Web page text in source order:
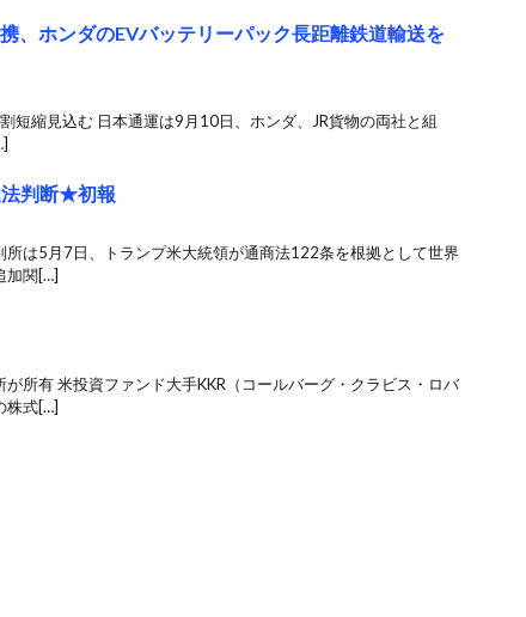
、ホンダのEVバッテリーパック長距離鉄道輸送を
短縮見込む 日本通運は9月10日、ホンダ、JR貨物の両社と組
法判断★初報
は5月7日、トランプ米大統領が通商法122条を根拠として世界
加関[…]
所有 米投資ファンド大手KKR（コールバーグ・クラビス・ロバ
株式[…]